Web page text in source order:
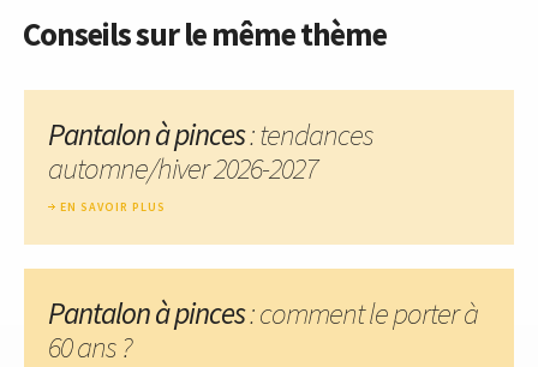
Conseils sur le même thème
Pantalon à pinces: tendances
automne/hiver 2026-2027
EN SAVOIR PLUS
Pantalon à pinces: comment le porter à
60 ans ?